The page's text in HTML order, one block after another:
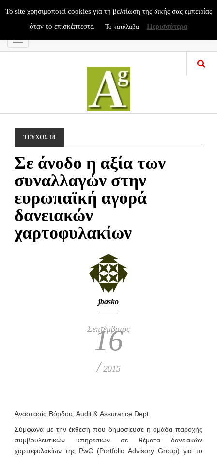
Menu
ΤΕΥΧΟΣ 18
Σε άνοδο η αξία των
συναλλαγών στην
ευρωπαϊκή αγορά
δανειακών
χαρτοφυλακίων
jbasko
Σεπτέμβριος
16
/ 2015
Αναστασία Βόρδου, Αudit & Αssurance Dept.
Σύμφωνα με την έκθεση που δημοσίευσε η ομάδα παροχής
συμβουλευτικών υπηρεσιών σε θέματα δανειακών
χαρτοφυλακίων της PwC (Portfolio Advisory Group) για το
To site χρησιμοποιεί cookies για τη βελτίωση της δικής σας εμπειρίας
όταν το επισκέπτεστε.
Το κατάλαβα Περισσότερα